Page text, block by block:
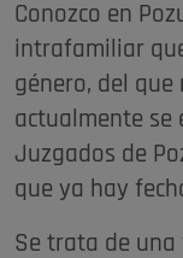
Conozco en
intrafamiliar
género, del que
actualmente se
Juzgados de
que ya hay
Se trata de